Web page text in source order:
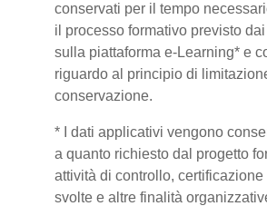
conservati per il tempo
il processo formativo previsto
sulla piattaforma e-Learning* e
riguardo al principio di
conservazione.
* I dati applicativi vengono
a quanto richiesto dal progetto
attività di controllo, certificazione
svolte e altre finalità